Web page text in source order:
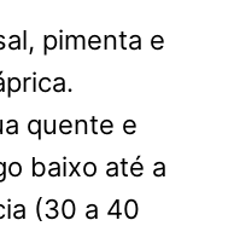
pimenta e
quente e
baixo até a
(30 a 40